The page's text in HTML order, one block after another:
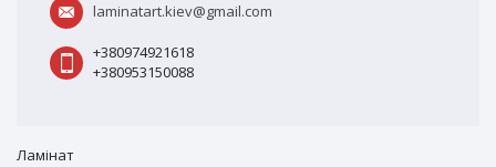
laminatart.kiev@gmail.com
+380974921618
+380953150088
Ламiнат